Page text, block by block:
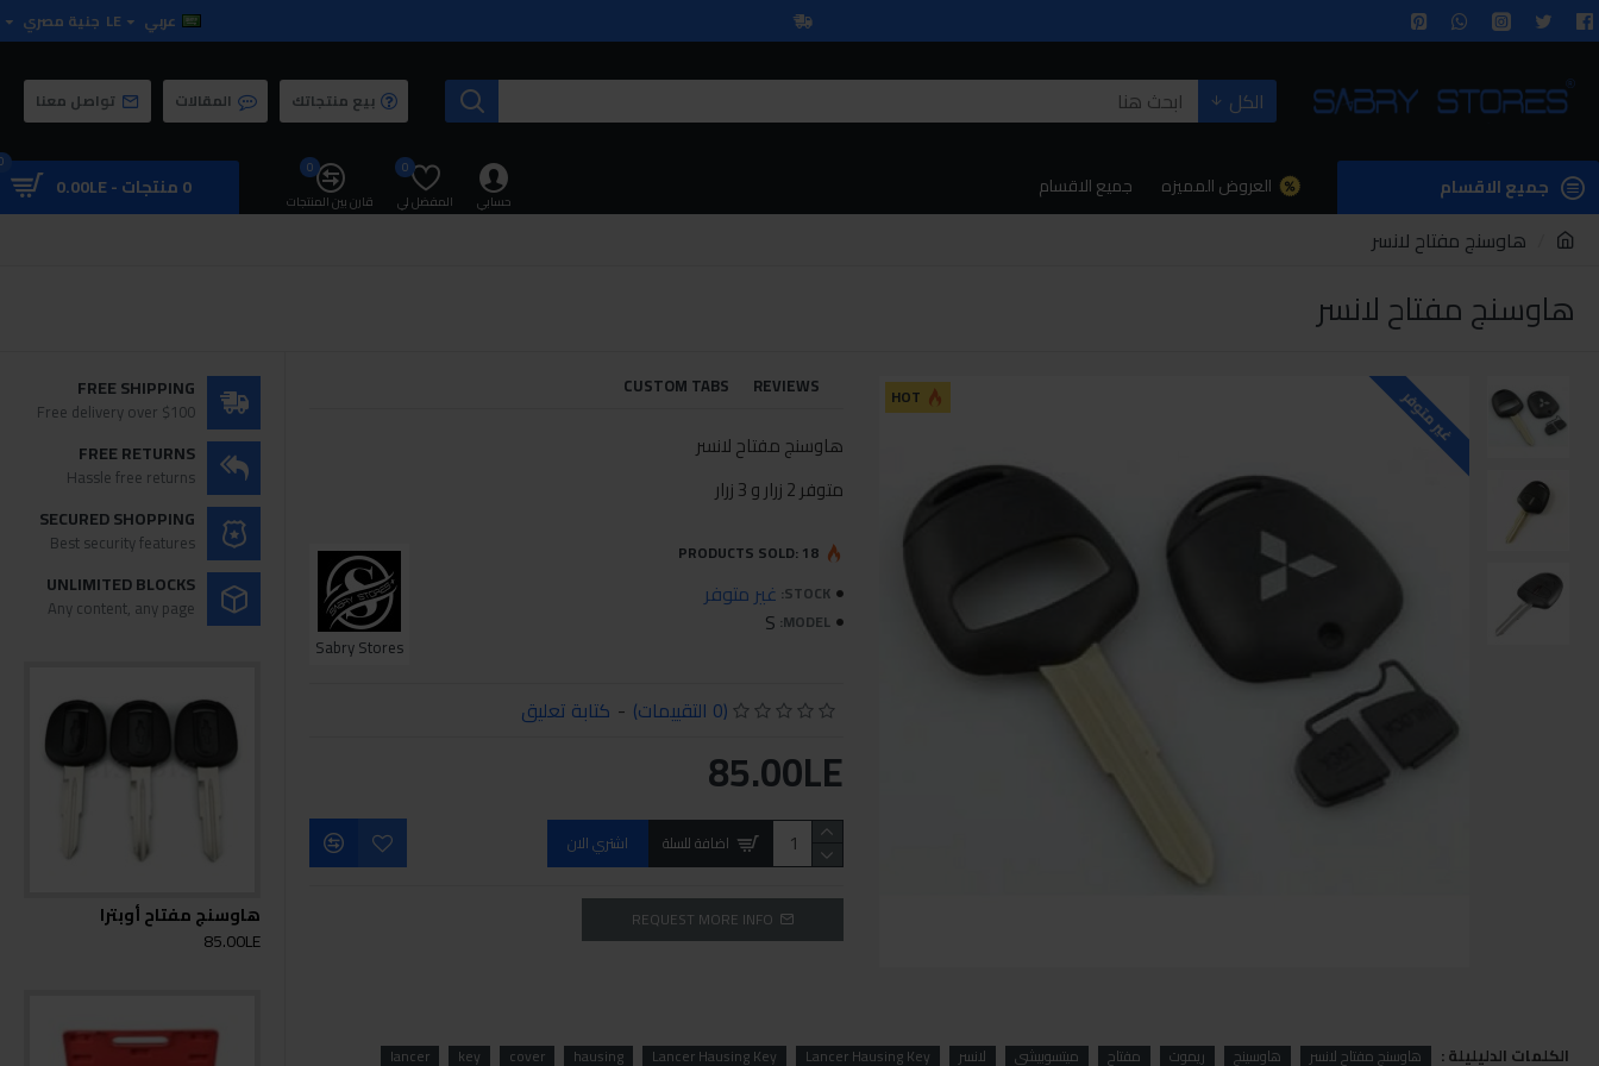
عربي LE جنية مصري
الكل بيع منتجاتك المقالات تواصل معنا
جميع الاقسام العروض المميزه جميع الاقسام
حسابي المفضل لي
0
قارن بين المنتجات
0
0 منتجات - 0.00LE
هاوسنج مفتاح لانسر
هاوسنج مفتاح لانسر
HOT غير متوفر REVIEWS
CUSTOM TABS
هاوسنج مفتاح لانسر
متوفر 2 زرار و 3 زرار
STOCK: غير متوفر
MODEL:
S
Sabry Stores
PRODUCTS SOLD: 18
(0 التقييمات) - كتابة تعليق
85.00LE
اضافة للسلة اشتري الان
REQUEST MORE INFO
الكلمات الدليليلة : هاوسنج مفتاح لانسر هاوسينج ريموت مفتاح ميتسوبيشي لانسر Lancer Hausing Key
Lancer Hausing Key
hausing
cover
key
lancer
FREE SHIPPING
Free delivery over $100
FREE RETURNS
Hassle free returns
SECURED SHOPPING
Best security features
UNLIMITED BLOCKS
Any content, any page
هاوسنج مفتاح أوبترا
85.00LE